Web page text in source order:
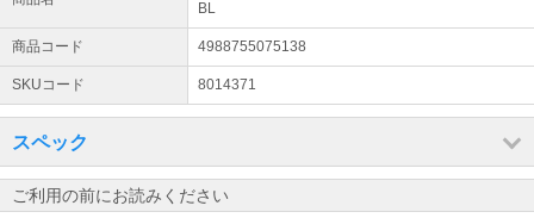
BL
商品コード 4988755075138
SKUコード 8014371
スペック
ご利用の前にお読みください